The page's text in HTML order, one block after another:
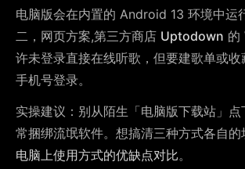
电脑版会在内置的 Android 13 环境中运
二，网页方案,第三方商店 Uptodown 的
许未登录直接在线听歌，但要建歌单或
手机号登录。
实操建议：别从陌生「电脑版下载站」
常捆绑流氓软件。想搞清三种方式各自的
电脑上使用方式的优缺点对比。